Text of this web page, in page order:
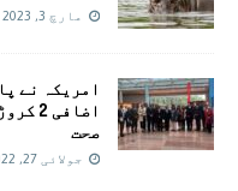
مارچ 3, 2023
امريکہ نے
صحت
جولائی 27, 2022